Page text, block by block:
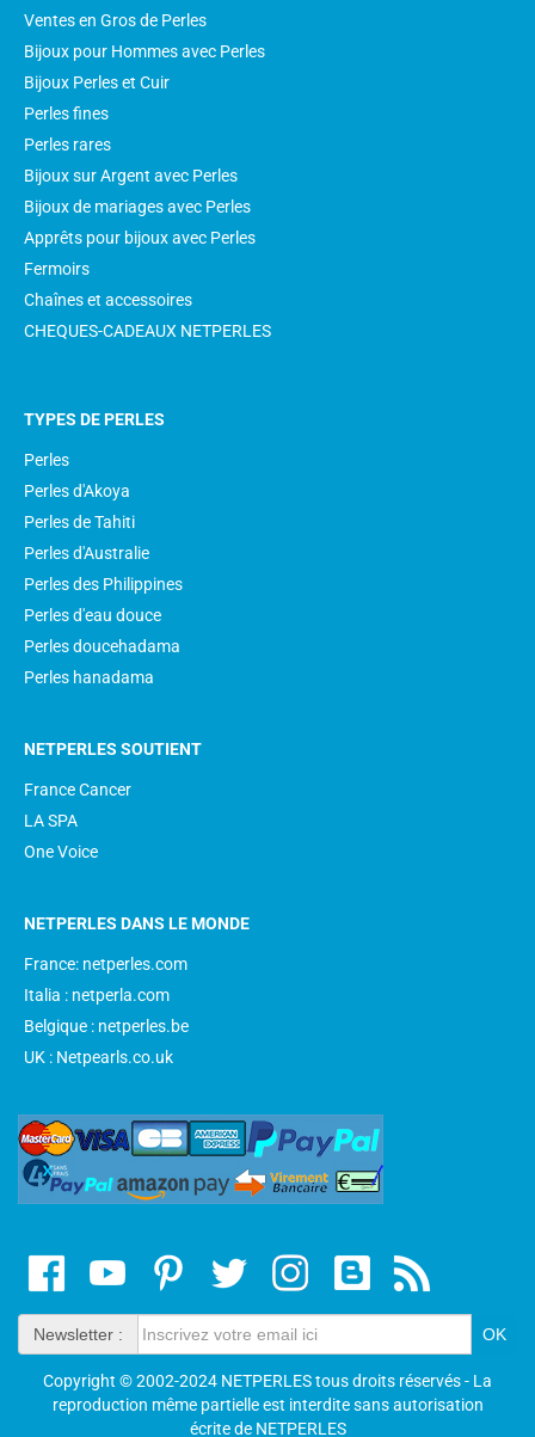
Ventes en Gros de Perles
Bijoux pour Hommes avec Perles
Bijoux Perles et Cuir
Perles fines
Perles rares
Bijoux sur Argent avec Perles
Bijoux de mariages avec Perles
Apprêts pour bijoux avec Perles
Fermoirs
Chaînes et accessoires
CHEQUES-CADEAUX NETPERLES
TYPES DE PERLES
Perles
Perles d'Akoya
Perles de Tahiti
Perles d'Australie
Perles des Philippines
Perles d'eau douce
Perles doucehadama
Perles hanadama
NETPERLES SOUTIENT
France Cancer
LA SPA
One Voice
NETPERLES DANS LE MONDE
France: netperles.com
Italia : netperla.com
Belgique : netperles.be
UK : Netpearls.co.uk
Newsletter :
Copyright © 2002-2024 NETPERLES tous droits réservés - La
reproduction même partielle est interdite sans autorisation
écrite de NETPERLES